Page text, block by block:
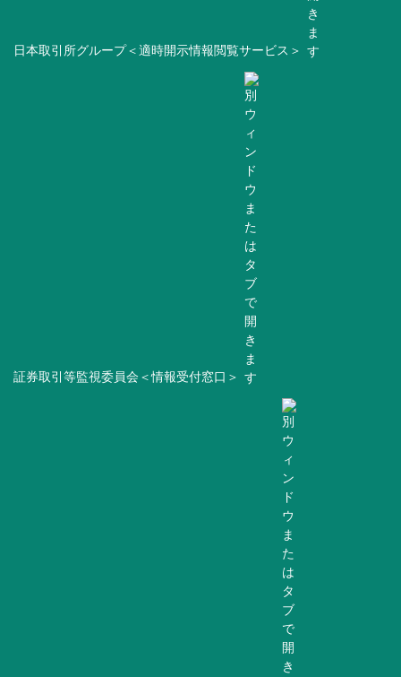
日本取引所グループ＜適時開示情報閲覧サービス＞
証券取引等監視委員会＜情報受付窓口＞